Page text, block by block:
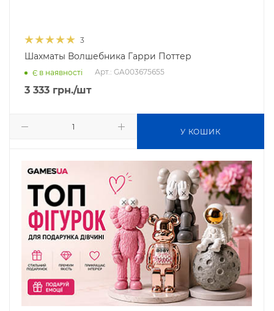
3
Шахматы Волшебника Гарри Поттер
Є в наявності Арт.: GA003675655
3 333 грн./шт
У КОШИК